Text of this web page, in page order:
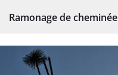
Ramonage de cheminée